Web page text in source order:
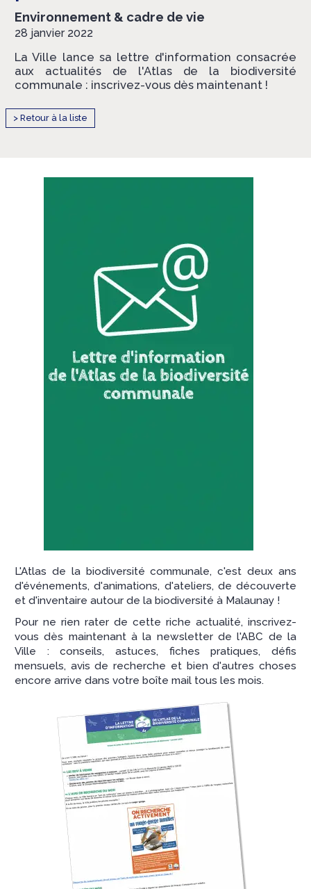
Environnement & cadre de vie
28 janvier 2022
La Ville lance sa lettre d'information consacrée
aux actualités de l'Atlas de la biodiversité
communale : inscrivez-vous dès maintenant !
> Retour à la liste
L'Atlas de la biodiversité communale, c'est deux ans
d'événements, d'animations, d'ateliers, de découverte
et d'inventaire autour de la biodiversité à Malaunay !
Pour ne rien rater de cette riche actualité, inscrivez-
vous dès maintenant à la newsletter de l'ABC de la
Ville : conseils, astuces, fiches pratiques, défis
mensuels, avis de recherche et bien d'autres choses
encore arrive dans votre boîte mail tous les mois.